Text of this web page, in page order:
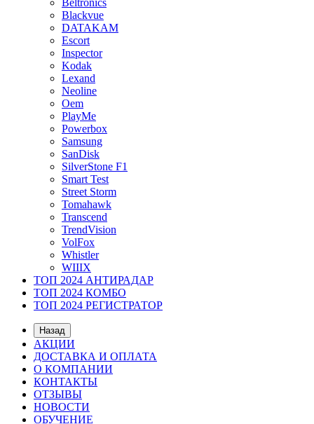
Beltronics
Blackvue
DATAKAM
Escort
Inspector
Kodak
Lexand
Neoline
Oem
PlayMe
Powerbox
Samsung
SanDisk
SilverStone F1
Smart Test
Street Storm
Tomahawk
Transcend
TrendVision
VolFox
Whistler
WIIIX
ТОП 2024 АНТИРАДАР
ТОП 2024 КОМБО
ТОП 2024 РЕГИСТРАТОР
Назад
АКЦИИ
ДОСТАВКА И ОПЛАТА
О КОМПАНИИ
КОНТАКТЫ
ОТЗЫВЫ
НОВОСТИ
ОБУЧЕНИЕ